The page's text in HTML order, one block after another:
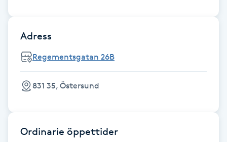
Fransförlängning
Fransförlängning Megavolym
Fransförlängning Volym
Adress
Regementsgatan 26B
831 35, Östersund
Ordinarie öppettider